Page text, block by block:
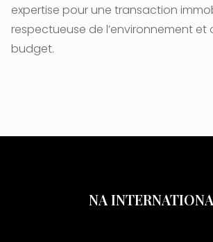
expertise pour une transaction
respectueuse de l’environnement et
budget.
NA